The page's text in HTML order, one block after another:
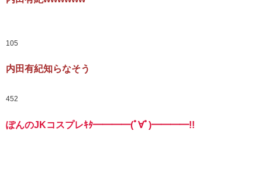
105
内田有紀知らなそう
452
ぽんのJKコスプレｷﾀ━━━━(ﾟ∀ﾟ)━━━━!!